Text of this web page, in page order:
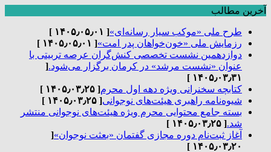
آخرین مطالب
طرح ملی «موکب سیار رسانه‌ای»[ ۱۴۰۵٫۰۵٫۰۱ ]
رزمایش ملی «خون‌خواهان پدر امت»[ ۱۴۰۵٫۰۵٫۰۱ ]
دوازدهمین نشست تخصصی کنش‌گران عرصه تربیتی با
عنوان «نشست مرشد» در کرمان برگزار می‌شود.[
۱۴۰۵٫۰۳٫۳۱ ]
کتابچه سخنرانی ویژه دهه اول محرم[ ۱۴۰۵٫۰۳٫۲۵ ]
شیوه‌نامه راهبری هیئت‌های نوجوانی[ ۱۴۰۵٫۰۳٫۲۵ ]
بسته جامع محتوایی محرم ویژه هیئت‌های نوجوانی منتشر
شد.[ ۱۴۰۵٫۰۳٫۲۵ ]
آغاز ثبت‌نام دوره مجازی گفتمان «بعثت نوجوان»[
۱۴۰۵٫۰۳٫۲۰ ]